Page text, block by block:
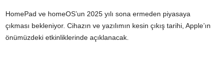
HomePad ve homeOS’un 2025 yılı sona ermeden piyasaya
çıkması bekleniyor. Cihazın ve yazılımın kesin çıkış tarihi, Apple’ın
önümüzdeki etkinliklerinde açıklanacak.